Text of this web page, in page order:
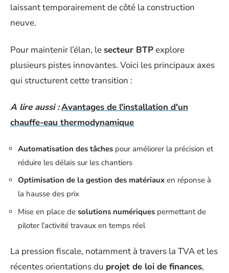
laissant temporairement de côté la construction
neuve.
Pour maintenir l’élan, le secteur BTPexplore
plusieurs pistes innovantes. Voici les principaux axes
qui structurent cette transition :
A lire aussi :Avantages de l'installation d'un
chauffe-eau thermodynamique
Automatisation des tâches pour améliorer la précision et
réduire les délais sur les chantiers
Optimisation de la gestion des matériaux en réponse à
la hausse des prix
Mise en place de solutions numériques permettant de
piloter l’activité travaux en temps réel
La pression fiscale, notamment à travers la TVA et les
récentes orientations du projet de loi de finances,